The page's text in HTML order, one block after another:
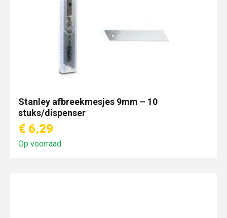
Stanley afbreekmesjes 9mm – 10
stuks/dispenser
€ 6,29
Op voorraad